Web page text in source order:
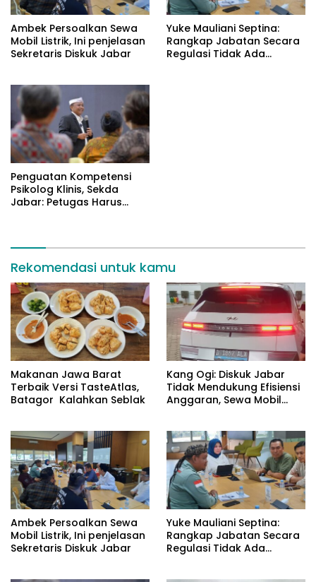
Ambek Persoalkan Sewa
Mobil Listrik, Ini penjelasan
Sekretaris Diskuk Jabar
Yuke Mauliani Septina:
Rangkap Jabatan Secara
Regulasi Tidak Ada
Penguatan Kompetensi
Psikolog Klinis, Sekda
Jabar: Petugas Harus
Rekomendasi untuk kamu
Makanan Jawa Barat
Terbaik Versi TasteAtlas,
Batagor Kalahkan Seblak
Kang Ogi: Diskuk Jabar
Tidak Mendukung Efisiensi
Anggaran, Sewa Mobil
Ambek Persoalkan Sewa
Mobil Listrik, Ini penjelasan
Sekretaris Diskuk Jabar
Yuke Mauliani Septina:
Rangkap Jabatan Secara
Regulasi Tidak Ada